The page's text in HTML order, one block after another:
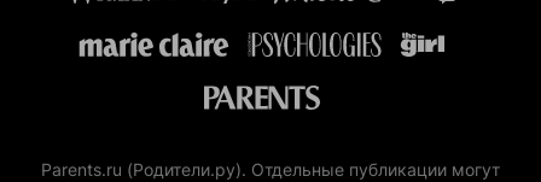
Parents.ru (Родители.ру). Отдельные публикации могут